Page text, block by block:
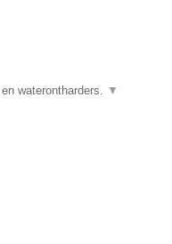
waterontharders. ▼